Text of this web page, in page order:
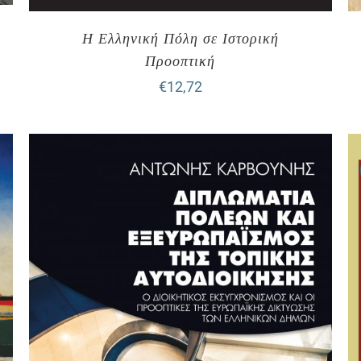
Η Ελληνική Πόλη σε Ιστορική
Προοπτική
€12,72